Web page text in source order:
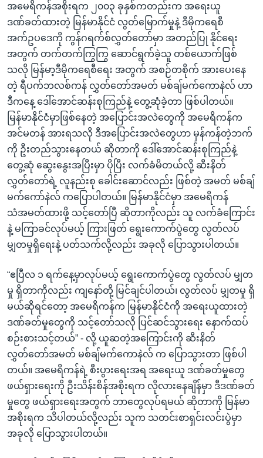
အမေရိကန်အစိုးရက ၂၀၀၃ ခုနှစ်ကတည်းက အရေးယူ
ဒဏ်ခတ်ထားတဲ့ မြန်မာနိုင်ငံ လွတ်မြောက်မှုနဲ့ ဒီမိုကရေစီ
အက်ဥပဒေကို ကွန်ဂရက်စ်လွှတ်တော်မှာ အတည်ပြု နိုင်ရေး
အတွက် တက်တက်ကြွကြွ ဆောင်ရွက်ခဲ့သူ တစ်ယောက်ဖြစ်
သလို မြန်မာ့ဒီမိုကရေစီရေး အတွက် အစဉ်တစိုက် အားပေးနေ
တဲ့ ရီပက်ဘလစ်ကန် လွှတ်တော်အမတ် မစ်ချ်မက်ကောနဲလ် ဟာ
ဒီကနေ့ ဒေါ်အောင်ဆန်းစုကြည်နဲ့ တွေ့ဆုံခဲ့တာ ဖြစ်ပါတယ်။
မြန်မာနိုင်ငံမှာဖြစ်နေတဲ့ အပြောင်းအလဲတွေကို အမေရိကန်က
အင်မတန် အားရသလို ဒီအပြောင်းအလဲတွေဟာ မှန်ကန်တဲ့ဘက်
ကို ဦးတည်သွားနေတယ် ဆိုတာကို ဒေါ်အောင်ဆန်းစုကြည်နဲ့
တွေ့ဆုံ ဆွေးနွေးအပြီးမှာ ပိုပြီး လက်ခံမိတယ်လို့ ဆီးနိတ်
လွှတ်တော်ရဲ့ လူနည်းစု ခေါင်းဆောင်လည်း ဖြစ်တဲ့ အမတ် မစ်ချ်
မက်ကော်နဲလ် ကပြောပါတယ်။ မြန်မာနိုင်ငံမှာ အမေရိကန်
သံအမတ်ထားဖို့ သင့်တော်ပြီ ဆိုတာကိုလည်း သူ လက်ခံကြောင်း
နဲ့ မကြာခင်လုပ်မယ့် ကြားဖြတ် ရွေးကောက်ပွဲတွေ လွတ်လပ်
မျှတမှုရှိရေးနဲ့ ပတ်သက်လို့လည်း အခုလို ပြောသွားပါတယ်။
“ဧပြီလ ၁ ရက်နေ့မှာလုပ်မယ့် ရွေးကောက်ပွဲတွေ လွတ်လပ် မျှတ
မှု ရှိတာကိုလည်း ကျနော်တို့ မြင်ချင်ပါတယ်၊ လွတ်လပ် မျှတမှု ရှိ
မယ်ဆိုရင်တော့ အမေရိကန်က မြန်မာနိုင်ငံကို အရေးယူထားတဲ့
ဒဏ်ခတ်မှုတွေကို သင့်တော်သလို ပြင်ဆင်သွားရေး နောက်ထပ်
စဉ်းစားသင့်တယ်” - လို့ ယူဆတဲ့အကြောင်းကို ဆီးနိတ်
လွှတ်တော်အမတ် မစ်ချ်မက်ကောနဲလ် က ပြောသွားတာ ဖြစ်ပါ
တယ်။ အမေရိကန်ရဲ့ စီးပွားရေးအရ အရေးယူ ဒဏ်ခတ်မှုတွေ
ဖယ်ရှားရေးကို ဦးသိန်းစိန်အစိုးရက လိုလားနေချိန်မှာ ဒီဒဏ်ခတ်
မှုတွေ ဖယ်ရှားရေးအတွက် ဘာတွေလုပ်ရမယ် ဆိုတာကို မြန်မာ
အစိုးရက သိပါတယ်လို့လည်း သူက သတင်းစာရှင်းလင်းပွဲမှာ
အခုလို ပြောသွားပါတယ်။